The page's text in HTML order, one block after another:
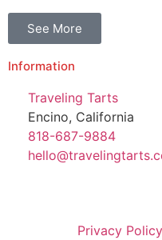
See More
Information
Traveling Tarts
Encino, California
818-687-9884
Privacy Policy